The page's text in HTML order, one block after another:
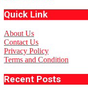
Quick Link
About Us
Contact Us
Privacy Policy
Terms and Condition
Recent Posts